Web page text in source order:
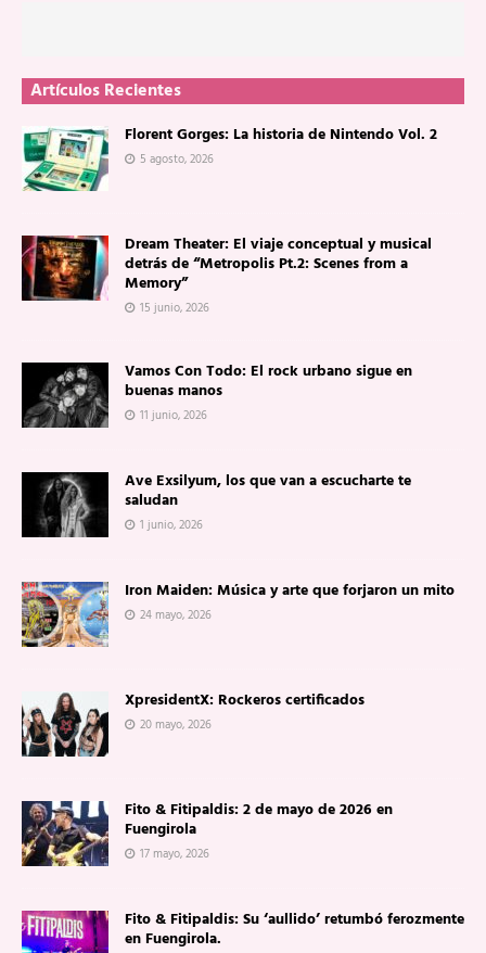
Artículos Recientes
Florent Gorges: La historia de Nintendo Vol. 2
5 agosto, 2026
Dream Theater: El viaje conceptual y musical
detrás de “Metropolis Pt.2: Scenes from a
Memory”
15 junio, 2026
Vamos Con Todo: El rock urbano sigue en
buenas manos
11 junio, 2026
Ave Exsilyum, los que van a escucharte te
saludan
1 junio, 2026
Iron Maiden: Música y arte que forjaron un mito
24 mayo, 2026
XpresidentX: Rockeros certificados
20 mayo, 2026
Fito & Fitipaldis: 2 de mayo de 2026 en
Fuengirola
17 mayo, 2026
Fito & Fitipaldis: Su ‘aullido’ retumbó ferozmente
en Fuengirola.